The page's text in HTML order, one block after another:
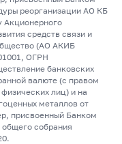
реорганизации АО КБ
Акционерного
средств связи и
(АО АКИБ
ОГРН
банковских
валюте (с правом
лиц) и на
металлов от
присвоенный Банком
собрания